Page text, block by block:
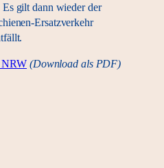
gilt dann wieder der
Ersatzverkehr
(Download als PDF)